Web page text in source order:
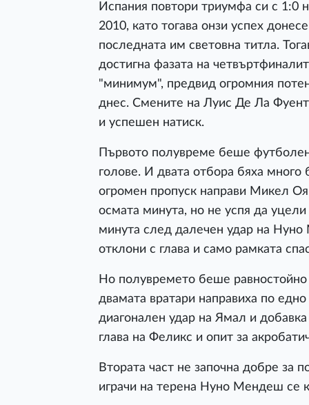
Испания повтори триумфа си с
2010, като тогава онзи успех
последната им световна титла.
достигна фазата на
"минимум", предвид огромния
днес. Смените на Луис Де Ла
и успешен натиск.
Първото полувреме беше
голове. И двата отбора бяха
огромен пропуск направи Микел
осмата минута, но не успя да
минута след далечен удар на
отклони с глава и само рамката
Но полувремето беше
двамата вратари направиха по
диагонален удар на Ямал и
глава на Феликс и опит за
Втората част не започна добре за
играчи на терена Нуно Мендеш се